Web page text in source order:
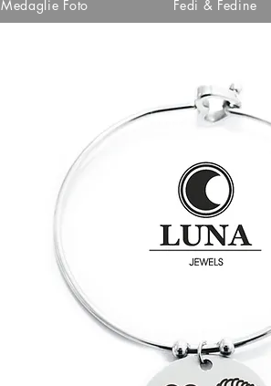
Medaglie Foto Fedi & Fedine